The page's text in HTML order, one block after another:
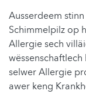
Ausserdeem
Schimmelpilz op
Allergie sech
selwer Allergie
awer keng